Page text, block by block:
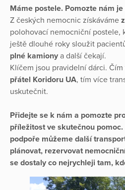
Máme postele. Pomozte nám
Z českých nemocnic získáváme
polohovací nemocniční postele,
ještě dlouhé roky sloužit
plné kamiony a další čekají.
Klíčem jsou pravidelní dárci.
přátel Koridoru UA, tím více
uskutečnit.
Přidejte se k nám a pomozte
příležitost ve skutečnou
podpoře můžeme další
plánovat, rezervovat
se dostaly co nejrychleji tam,